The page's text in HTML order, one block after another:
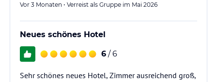
Vor 3 Monaten • Verreist als Gruppe im Mai 2026
Neues schönes Hotel
6 / 6
Sehr schönes neues Hotel, Zimmer ausreichend groß,